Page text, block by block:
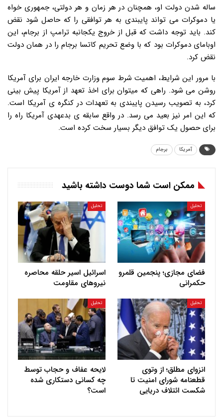
ساله شدن دولت او، همچنان در هر زمان و هر دولتی، جمهوری خواه
یا دموکرات می تواند پایبندی به هر توافقی را که حاصل شود نقض
کند. باید توجه داشت که قبل از خروج یکجانبه ترامپ از برجام، این
اوبامای دموکرات بود که با وضع تحریم کاتسا برجام را در همان دولت
نقض کرد.
با مرور این شرایط، اهمیت شرط سوم وزارت خارجه ایران برای آمریکا
روشن می شود. راهی که میتوان برای اخذ تعهد از آمریکا پیش بینی
کرد، به تصویب رسیدن پایبندی به تعهدات در کنگره ی آمریکا است.
که این امر نیز بعید می رسد. در واقع سابقه ی بدعهدی آمریکا راه را
برای حصول یک توافق دیگر بسیار سخت کرده است.
آمریکا برجام
ممکن است شما دوست داشته باشید
تحلیل
فضای مجازی؛ پنجمین قلمرو
حکمرانی
تحلیل
اسرائیل اسیر حلقه محاصره
نیروهای مقاومت
تحلیل
انزوای مطلق؛ از وتوی
قطعنامه شورای امنیت تا
شکست ائتلاف دریایی
تحلیل
لایحه عفاف و حجاب توسط
چه کسانی دستکاری شده
است؟